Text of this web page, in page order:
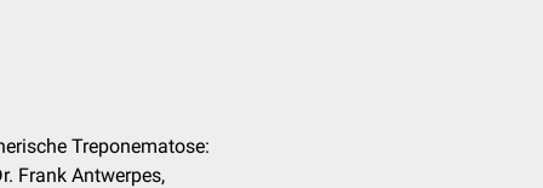
Treponematose:
Frank Antwerpes,